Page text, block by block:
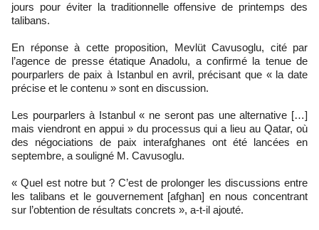
jours pour éviter la traditionnelle offensive de printemps des
talibans.
En réponse à cette proposition, Mevlüt Cavusoglu, cité par
l’agence de presse étatique Anadolu, a confirmé la tenue de
pourparlers de paix à Istanbul en avril, précisant que « la date
précise et le contenu » sont en discussion.
Les pourparlers à Istanbul « ne seront pas une alternative […]
mais viendront en appui » du processus qui a lieu au Qatar, où
des négociations de paix interafghanes ont été lancées en
septembre, a souligné M. Cavusoglu.
« Quel est notre but ? C’est de prolonger les discussions entre
les talibans et le gouvernement [afghan] en nous concentrant
sur l’obtention de résultats concrets », a-t-il ajouté.